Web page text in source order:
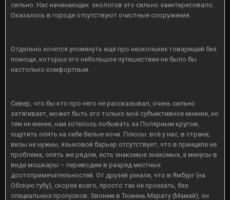
сильно. Нас начинающих экологов это сильно заинтересовало.
Оказалось в городе отсутствуют очистные сооружения.
Отдельно хочется упомянуть ещё про нескольких товарищей без
помощи, которых это небольшое путешествие не было бы
настолько комфортным.
Север, что бы кто про него не рассказывал, очень сильно
затягивает, может быть это только моё субъективное мнение, но
тем не менее, нам хотелось побывать за Полярным кругом,
ощутить опять на себе белые ночи. Плюсы: всё у нас, в стране,
визы не нужны, языковой барьер отсутствует, что в принципе не
проблема, опять же рядом, есть знакомые знакомых, а минусы в
виде мошкары – переводим в разряд местных
достопримечательностей. От друзей узнали, что в Ямбург (на
Обскую губу), скорее всего, просто так не проехать, без
специальных пропусков. Звоним в Тюмень Марату (Мамай), он